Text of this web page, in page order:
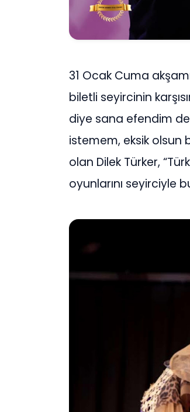
31 Ocak Cuma
biletli seyircinin
diye sana efendim
istemem, eksik
olan Dilek Türker,
oyunlarını seyirciyle